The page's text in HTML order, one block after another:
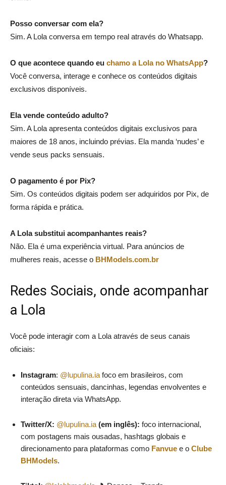
Posso conversar com ela?
Sim. A Lola conversa em tempo real através do Whatsapp.
O que acontece quando eu chamo a Lola no WhatsApp?
Você conversa, interage e conhece os conteúdos digitais
exclusivos disponíveis.
Ela vende conteúdo adulto?
Sim. A Lola apresenta conteúdos digitais exclusivos para
maiores de 18 anos, incluindo prévias. Ela manda ‘nudes’ e
vende seus packs sensuais.
O pagamento é por Pix?
Sim. Os conteúdos digitais podem ser adquiridos por Pix, de
forma rápida e prática.
A Lola substitui acompanhantes reais?
Não. Ela é uma experiência virtual. Para anúncios de
mulheres reais, acesse o BHModels.com.br
Redes Sociais, onde acompanhar
a Lola
Você pode interagir com a Lola através de seus canais
oficiais:
Instagram: @lupulina.ia foco em brasileiros, com
conteúdos sensuais, dancinhas, legendas envolventes e
interação direta via WhatsApp.
Twitter/X: @lupulina.ia (em inglês): foco internacional,
com postagens mais ousadas, hashtags globais e
direcionamento para plataformas como Fanvue e o Clube
BHModels.